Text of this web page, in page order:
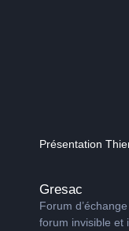
Présentation
Gresac
Forum
forum invisible et